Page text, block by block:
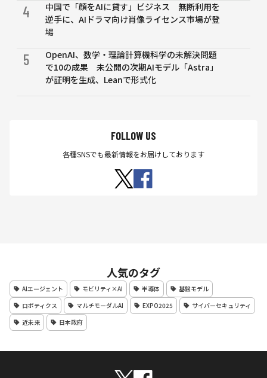
4
中国で「顔をAIに貸す」ビジネス 無断利用を
逆手に、AIドラマ向け肖像ライセンス市場が登
場
5
OpenAI、数学・理論計算機科学の未解決問題
で10の成果 未公開の次期AIモデル「Astra」
が証明を生成、Leanで形式化
FOLLOW US
各種SNSでも最新情報をお届けしております
人気のタグ
AIエージェント モビリティ×AI 半導体
基盤モデル
ロボティクス
マルチモーダルAI EXPO2025
サイバーセキュリティ
近未来
日本政府